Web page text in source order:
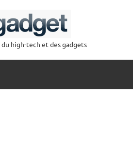
high-tech et des gadgets